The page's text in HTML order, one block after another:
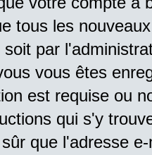
tous les
par
vous êtes
est requise ou
qui s'y
que l'adresse